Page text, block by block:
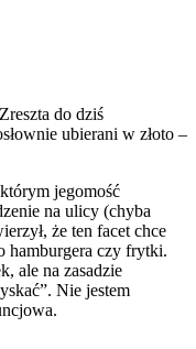
do dziś
ubierani w złoto –
jegomość
na ulicy (chyba
że ten facet chce
hamburgera czy frytki.
ale na zasadzie
Nie jestem